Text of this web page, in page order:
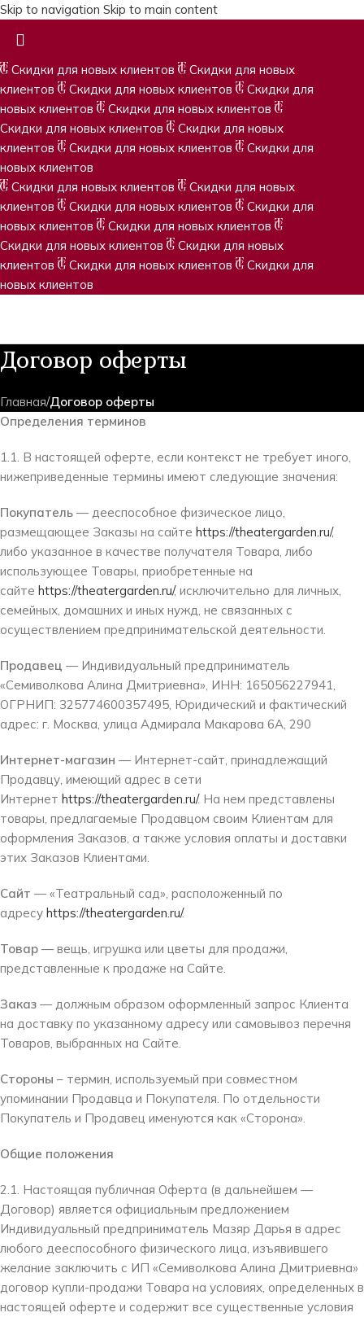
Skip to navigation Skip to main content
Скидки для новых клиентов
Скидки для новых
клиентов
Скидки для новых клиентов
Скидки для
новых клиентов
Скидки для новых клиентов
Скидки для новых клиентов
Скидки для новых
клиентов
Скидки для новых клиентов
Скидки для
новых клиентов
Скидки для новых клиентов
Скидки для новых
клиентов
Скидки для новых клиентов
Скидки для
новых клиентов
Скидки для новых клиентов
Скидки для новых клиентов
Скидки для новых
клиентов
Скидки для новых клиентов
Скидки для
новых клиентов
Договор оферты
Главная/Договор оферты
Определения терминов
1.1. В настоящей оферте, если контекст не требует иного,
нижеприведенные термины имеют следующие значения:
Покупатель — дееспособное физическое лицо,
размещающее Заказы на сайте https://theatergarden.ru/,
либо указанное в качестве получателя Товара, либо
использующее Товары, приобретенные на
сайте https://theatergarden.ru/, исключительно для личных,
семейных, домашних и иных нужд, не связанных с
осуществлением предпринимательской деятельности.
Продавец — Индивидуальный предприниматель
«Семиволкова Алина Дмитриевна», ИНН: 165056227941,
ОГРНИП: 325774600357495, Юридический и фактический
адрес: г. Москва, улица Адмирала Макарова 6А, 290
Интернет-магазин — Интернет-сайт, принадлежащий
Продавцу, имеющий адрес в сети
Интернет https://theatergarden.ru/. На нем представлены
товары, предлагаемые Продавцом своим Клиентам для
оформления Заказов, а также условия оплаты и доставки
этих Заказов Клиентами.
Сайт — «Театральный сад», расположенный по
адресу https://theatergarden.ru/.
Товар — вещь, игрушка или цветы для продажи,
представленные к продаже на Сайте.
Заказ — должным образом оформленный запрос Клиента
на доставку по указанному адресу или самовывоз перечня
Товаров, выбранных на Сайте.
Стороны – термин, используемый при совместном
упоминании Продавца и Покупателя. По отдельности
Покупатель и Продавец именуются как «Сторона».
Общие положения
2.1. Настоящая публичная Оферта (в дальнейшем —
Договор) является официальным предложением
Индивидуальный предприниматель Мазяр Дарья в адрес
любого дееспособного физического лица, изъявившего
желание заключить с ИП «Семиволкова Алина Дмитриевна»
договор купли-продажи Товара на условиях, определенных в
настоящей оферте и содержит все существенные условия